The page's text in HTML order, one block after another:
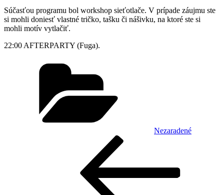
Súčasťou programu bol workshop sieťotlače. V prípade záujmu ste
si mohli doniesť vlastné tričko, tašku či nášivku, na ktoré ste si
mohli motív vytlačiť.
22:00 AFTERPARTY (Fuga).
Nezaradené